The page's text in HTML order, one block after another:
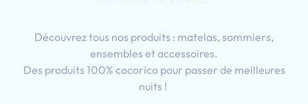
Découvrez tous nos produits : matelas, sommiers,
ensembles et accessoires.
Des produits 100% cocorico pour passer de meilleures
nuits !